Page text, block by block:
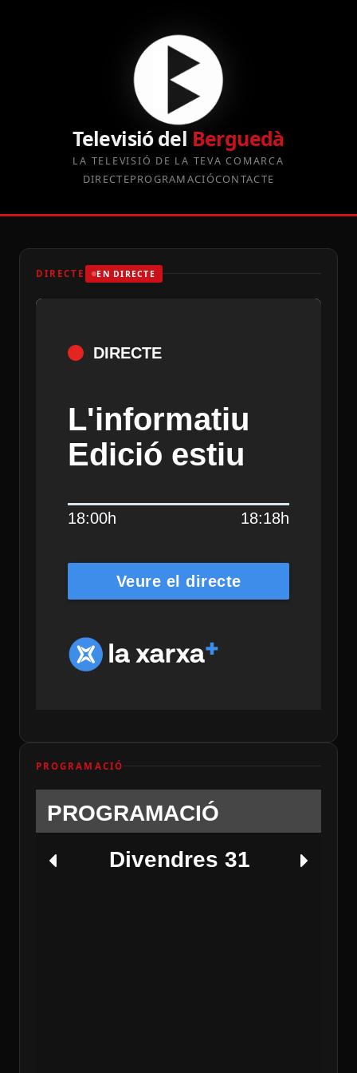
Televisió del Berguedà
LA TELEVISIÓ DE LA TEVA COMARCA
DIRECTEPROGRAMACIÓCONTACTE
DIRECTE EN DIRECTE
DIRECTE
L'informatiu
Edició estiu
18:00h 18:18h
Veure el directe
PROGRAMACIÓ
PROGRAMACIÓ
Divendres 31